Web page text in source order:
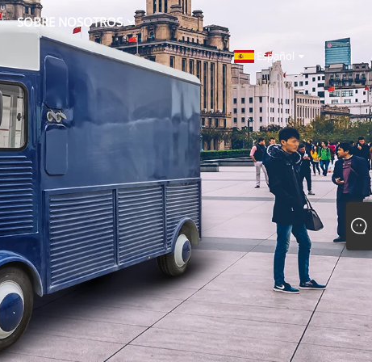
SOBRE NOSOTROS
Español